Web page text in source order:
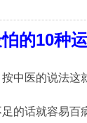
的10种
中医的说法这
的话就容易百